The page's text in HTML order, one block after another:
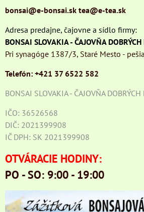
bonsai@e-bonsai.sk tea@e-tea.sk
Adresa predajne, čajovne a sídlo firmy:
BONSAI SLOVAKIA - ČAJOVŇA
Pri synagóge 1387/3, Staré Mesto -
Telefón: +421 37 6522 582
BONSAI SLOVAKIA - ČAJOVŇA
IČO: 36526568
DIČ: 2021399908
IČ DPH: SK 2021399908
OTVÁRACIE HODINY:
PO - SO: 9:00 - 19:00